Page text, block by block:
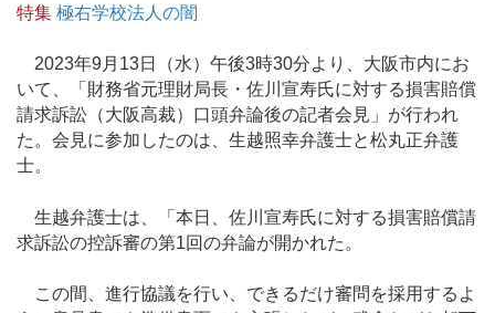
特集 極右学校法人の闇
2023年9月13日（水）午後3時30分より、大阪市内にお
いて、「財務省元理財局長・佐川宣寿氏に対する損害賠償
請求訴訟（大阪高裁）口頭弁論後の記者会見」が行われ
た。会見に参加したのは、生越照幸弁護士と松丸正弁護
士。
生越弁護士は、「本日、佐川宣寿氏に対する損害賠償請
求訴訟の控訴審の第1回の弁論が開かれた。
この間、進行協議を行い、できるだけ審問を採用するよ